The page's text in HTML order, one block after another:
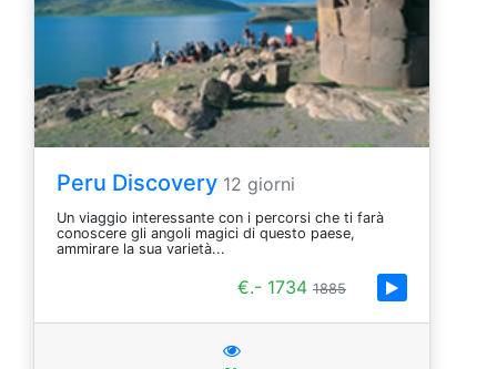
Peru Discovery 12 giorni
Un viaggio interessante con i percorsi che ti farà
conoscere gli angoli magici di questo paese,
ammirare la sua varietà...
€.- 1734 1885